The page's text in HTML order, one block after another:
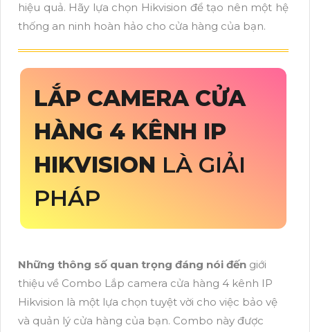
hiệu quả. Hãy lựa chọn Hikvision để tạo nên một hệ
thống an ninh hoàn hảo cho cửa hàng của bạn.
LẮP CAMERA CỬA
HÀNG 4 KÊNH IP
HIKVISION LÀ GIẢI
PHÁP
Những thông số quan trọng đáng nói đến giới
thiệu về Combo Lắp camera cửa hàng 4 kênh IP
Hikvision là một lựa chọn tuyệt vời cho việc bảo vệ
và quản lý cửa hàng của bạn. Combo này được